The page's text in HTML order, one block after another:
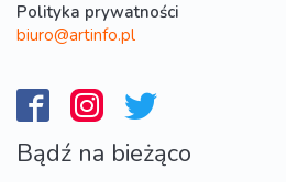
Polityka prywatności
biuro@artinfo.pl
Bądź na bieżąco